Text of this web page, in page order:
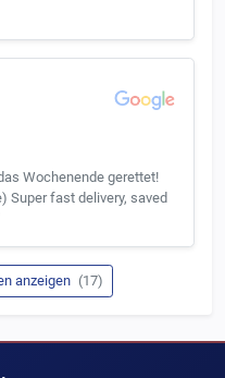
Wochenende gerettet!
Super fast delivery, saved
anzeigen (17)